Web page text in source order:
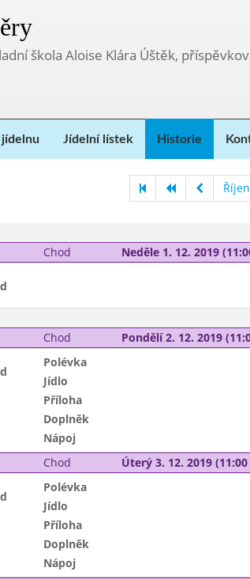
škola Aloise Klára Úštěk,
Jídelní lístek Historie
Chod Neděle 1. 12. 2019
Chod Pondělí 2. 12. 2019
Polévka
Jídlo
Příloha
Doplněk
Nápoj
Chod Úterý 3. 12. 2019
Polévka
Jídlo
Příloha
Doplněk
Nápoj